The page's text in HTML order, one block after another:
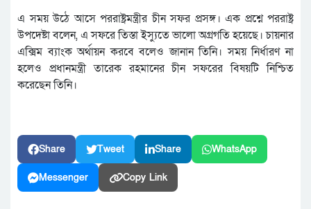
এ সময় উঠে আসে পররাষ্ট্রমন্ত্রীর চীন সফর প্রসঙ্গ। এক প্রশ্নে পররাষ্ট্র
উপদেষ্টা বলেন, এ সফরে তিস্তা ইস্যুতে ভালো অগ্রগতি হয়েছে। চায়নার
এক্সিম ব্যাংক অর্থায়ন করবে বলেও জানান তিনি। সময় নির্ধারণ না
হলেও প্রধানমন্ত্রী তারেক রহমানের চীন সফরের বিষয়টি নিশ্চিত
করেছেন তিনি।
Share Tweet Share WhatsApp
Messenger Copy Link